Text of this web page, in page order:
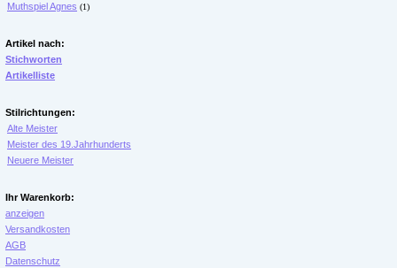
Muthspiel Agnes (1)
Artikel nach:
Stichworten
Artikelliste
Stilrichtungen:
Alte Meister
Meister des 19.Jahrhunderts
Neuere Meister
Ihr Warenkorb:
anzeigen
Versandkosten
AGB
Datenschutz